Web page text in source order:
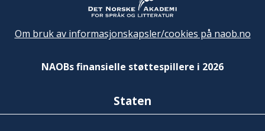
Om bruk av informasjonskapsler/cookies på naob.no
NAOBs finansielle støttespillere i 2026
Staten